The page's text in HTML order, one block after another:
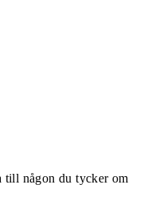
till någon du tycker om